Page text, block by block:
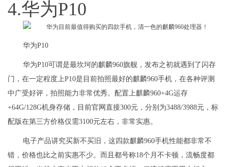
4.华为P10
华为P10
华为P10可谓是最坎坷的麒麟960旗舰，发布之初就遇到了闪存
门，在一定程度上P10是目前拍照最好的麒麟960手机，在各种评测
中广受好评，拍照能力非常优秀。配置上麒麟960+4G运存
+64G/128G机身存储，目前官网直接300元，分别为3488/3988元，标
配版在第三方价格仅需3100元左右，非常实惠。
电子产品讲究买新不买旧，这四款麒麟960手机性能都非常不
错，价格也比之前实惠不少。而且都号称18个月不卡顿，流畅度都